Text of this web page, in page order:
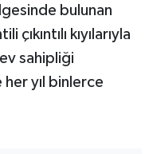
bulunan
kıyılarıyla
sahipliği
yıl binlerce